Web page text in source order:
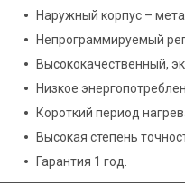
Наружный корпус –
Непрограммируемый
Высококачественный,
Низкое
Короткий период
Высокая степень
Гарантия 1 год.